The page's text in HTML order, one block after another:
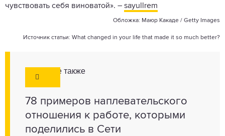
чувствовать себя виноватой». – sayullrem
Обложка: Маюр Какаде / Getty Images
Источник статьи: What changed in your life that made it so much better?
Смотрите также
78 примеров наплевательского
отношения к работе, которыми
поделились в Сети